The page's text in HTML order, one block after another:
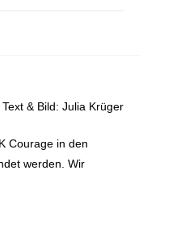
Text & Bild: Julia Krüger
Courage in den
werden. Wir